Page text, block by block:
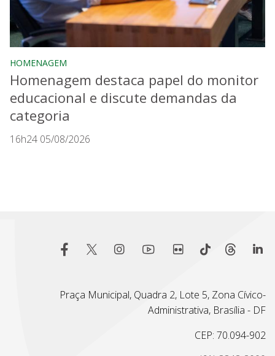
HOMENAGEM
Homenagem destaca papel do monitor
educacional e discute demandas da
categoria
16h24 05/08/2026
Praça Municipal, Quadra 2, Lote 5, Zona Cívico-
Administrativa, Brasília - DF
CEP: 70.094-902